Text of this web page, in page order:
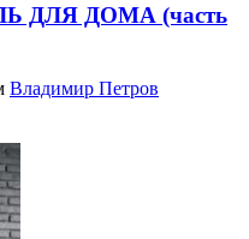
ДЛЯ ДОМА (часть
Владимир Петров